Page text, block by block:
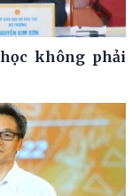
không phải